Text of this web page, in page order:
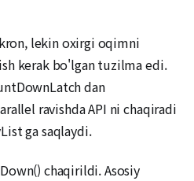
lekin oxirgi oqimni
kerak bo'lgan tuzilma edi.
dan
ravishda API ni chaqiradi
ga saqlaydi.
chaqirildi. Asosiy